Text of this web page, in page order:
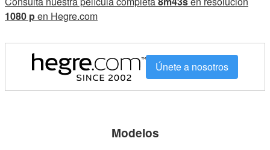
1080 pen Hegre.com
Únete a nosotros
Modelos